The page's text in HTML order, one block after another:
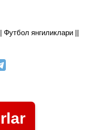
Футбол янгиликлари ||